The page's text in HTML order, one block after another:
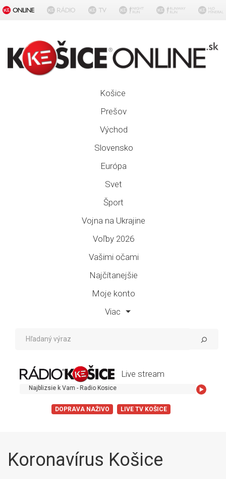
Košice
Prešov
Východ
Slovensko
Európa
Svet
Šport
Vojna na Ukrajine
Voľby 2026
Vašimi očami
Najčítanejšie
Moje konto
Viac
Live stream
Najblizsie k Vam - Radio Kosice
DOPRAVA NAŽIVO LIVE TV KOŠICE
Koronavírus Košice